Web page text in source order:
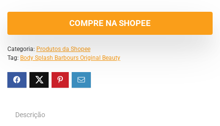
COMPRE NA SHOPEE
Categoria: Produtos da Shopee
Tag: Body Splash Barbours Original Beauty
Descrição